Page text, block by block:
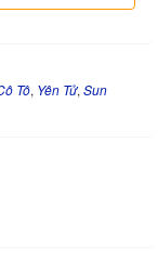
Tô, Yên Tử, Sun